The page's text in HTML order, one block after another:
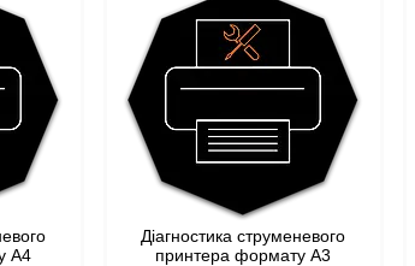
А4
Діагностика струменевого
принтера формату А3